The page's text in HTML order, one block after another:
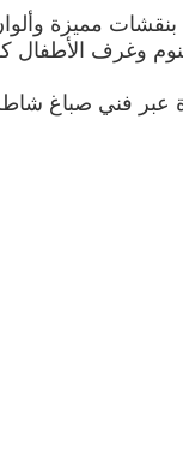
مميزة
وغرف الأطفال
عبر فني صباغ